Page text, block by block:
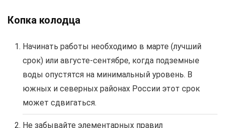
Копка колодца
Начинать работы необходимо в марте (лучший
срок) или августе-сентябре, когда подземные
воды опустятся на минимальный уровень. В
южных и северных районах России этот срок
может сдвигаться.
Не забывайте элементарных правил